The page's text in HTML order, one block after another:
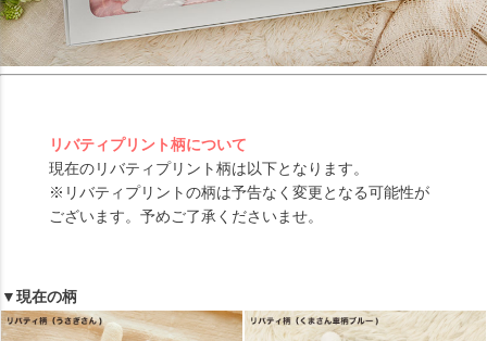
リバティプリント柄について
現在のリバティプリント柄は以下となります。
※リバティプリントの柄は予告なく変更となる可能性が
ございます。予めご了承くださいませ。
▼現在の柄